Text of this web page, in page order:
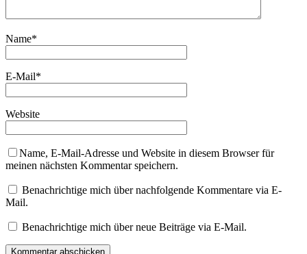
Name*
E-Mail*
Website
Name, E-Mail-Adresse und Website in diesem Browser für
meinen nächsten Kommentar speichern.
Benachrichtige mich über nachfolgende Kommentare via E-
Mail.
Benachrichtige mich über neue Beiträge via E-Mail.